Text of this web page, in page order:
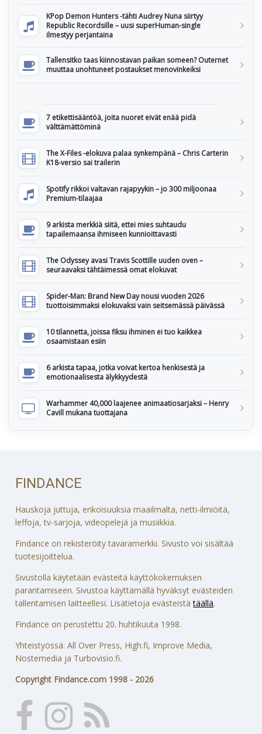
KPop Demon Hunters -tähti Audrey Nuna siirtyy
Republic Recordsille – uusi superHuman-single
ilmestyy perjantaina
Tallensitko taas kiinnostavan paikan someen? Outernet
muuttaa unohtuneet postaukset menovinkeiksi
7 etikettisääntöä, joita nuoret eivät enää pidä
välttämättöminä
The X-Files -elokuva palaa synkempänä – Chris Carterin
K18-versio sai trailerin
Spotify rikkoi valtavan rajapyykin – jo 300 miljoonaa
Premium-tilaajaa
9 arkista merkkiä siitä, ettei mies suhtaudu
tapailemaansa ihmiseen kunnioittavasti
The Odyssey avasi Travis Scottille uuden oven –
seuraavaksi tähtäimessä omat elokuvat
Spider-Man: Brand New Day nousi vuoden 2026
tuottoisimmaksi elokuvaksi vain seitsemässä päivässä
10 tilannetta, joissa fiksu ihminen ei tuo kaikkea
osaamistaan esiin
6 arkista tapaa, jotka voivat kertoa henkisestä ja
emotionaalisesta älykkyydestä
Warhammer 40,000 laajenee animaatiosarjaksi – Henry
Cavill mukana tuottajana
FINDANCE
Hauskoja juttuja, erikoisuuksia maailmalta, netti-ilmiöitä,
leffoja, tv-sarjoja, videopelejä ja musiikkia.
Findance on rekisteröity tavaramerkki. Sivusto voi sisältää
tuotesijoittelua.
Sivustolla käytetään evästeitä käyttökokemuksen
parantamiseen. Sivustoa käyttämällä hyväksyt evästeiden
tallentamisen laitteellesi. Lisätietoja evästeistätäällä.
Findance on perustettu 20. huhtikuuta 1998.
Yhteistyössä: All Over Press, High.fi, Improve Media,
Nostemedia ja Turbovisio.fi.
Copyright Findance.com 1998 - 2026